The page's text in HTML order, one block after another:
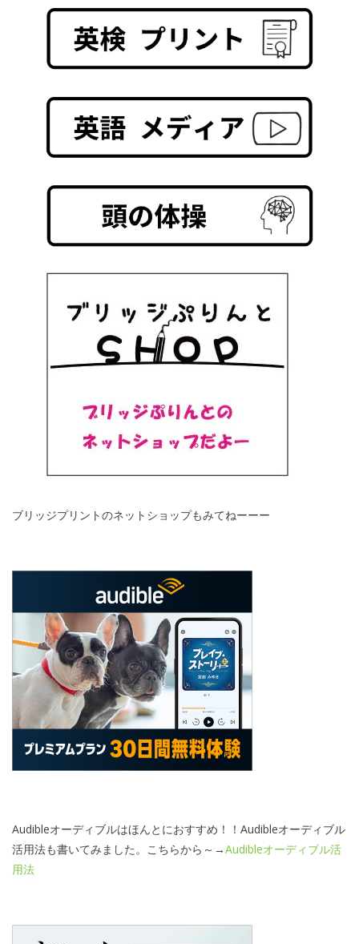
ブリッジプリントのネットショップもみてねーーー
Audibleオーディブルはほんとにおすすめ！！Audibleオーディブル
活用法も書いてみました。こちらから～→Audibleオーディブル活
用法